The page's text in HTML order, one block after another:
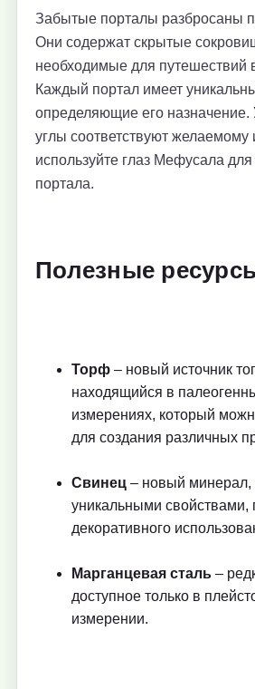
Забытые порталы разбросаны
Они содержат скрытые
необходимые для путешествий
Каждый портал имеет
определяющие его назначение.
углы соответствуют
используйте глаз Мефусала для
портала.
Полезные
Торф – новый источник
находящийся в
измерениях, который
для создания различных
Свинец – новый
уникальными свойствами,
декоративного
Марганцевая сталь –
доступное только в
измерении.